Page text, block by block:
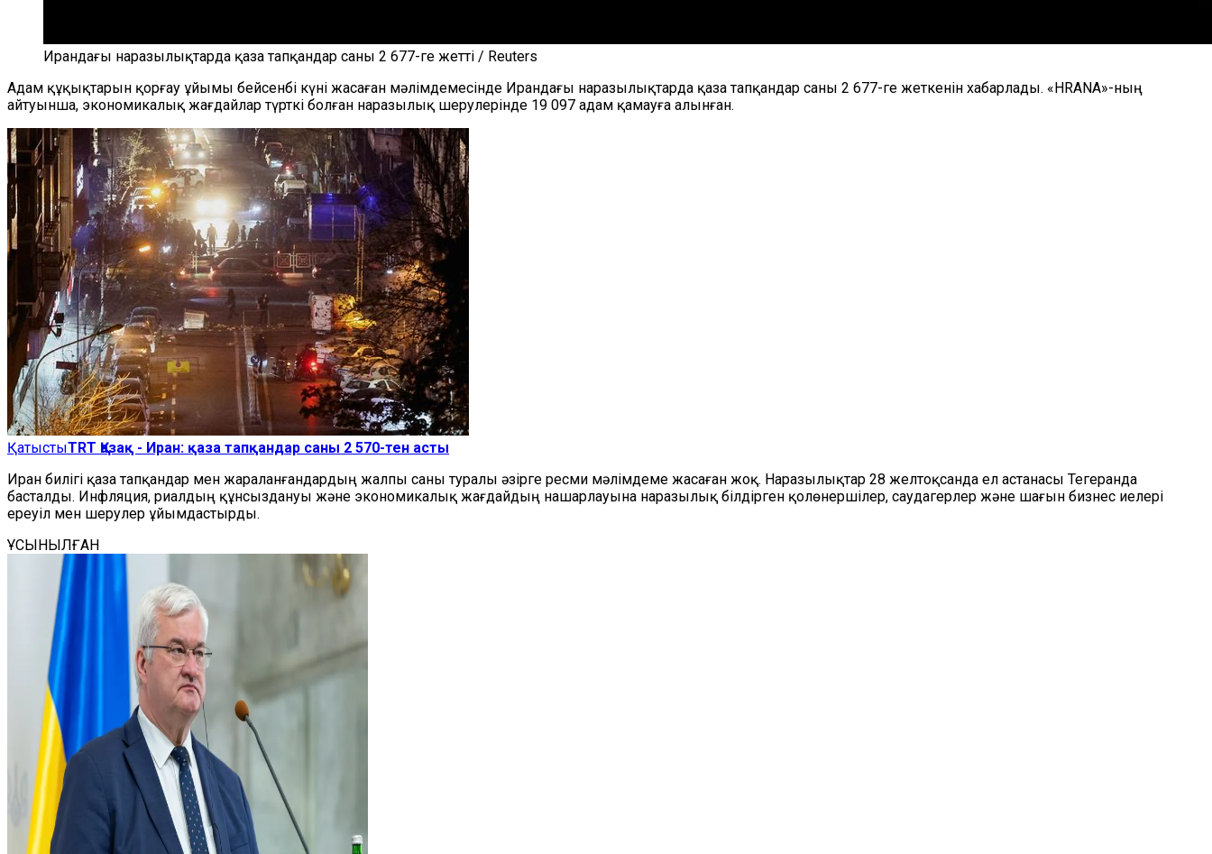
Ирандағы наразылықтарда қаза тапқандар саны 2 677-ге жетті / Reuters
Адам құқықтарын қорғау ұйымы бейсенбі күні жасаған мәлімдемесінде Ирандағы наразылықтарда қаза тапқандар саны 2 677-ге жеткенін хабарлады. «HRANA»-ның
айтуынша, экономикалық жағдайлар түрткі болған наразылық шерулерінде 19 097 адам қамауға алынған.
ҚатыстыTRT Қазақ - Иран: қаза тапқандар саны 2 570-тен асты
Иран билігі қаза тапқандар мен жараланғандардың жалпы саны туралы әзірге ресми мәлімдеме жасаған жоқ. Наразылықтар 28 желтоқсанда ел астанасы Тегеранда
басталды. Инфляция, риалдың құнсыздануы және экономикалық жағдайдың нашарлауына наразылық білдірген қолөнершілер, саудагерлер және шағын бизнес иелері
ереуіл мен шерулер ұйымдастырды.
ҰСЫНЫЛҒАН